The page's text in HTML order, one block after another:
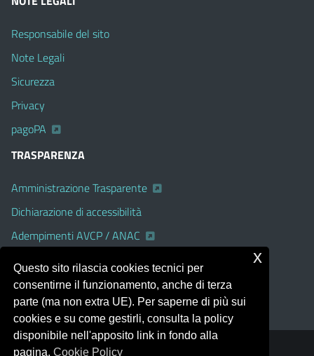
Responsabile del sito
Note Legali
Sicurezza
Privacy
pagoPA
TRASPARENZA
Amministrazione Trasparente
Dichiarazione di accessibilità
Adempimenti AVCP / ANAC
Albo Pretorio on line
Accesso Civico
Questo sito rilascia cookies tecnici per
consentirne il funzionamento, anche di terza
parte (ma non extra UE). Per saperne di più sui
cookies e su come gestirli, consulta la policy
disponibile nell'apposito link in fondo alla
pagina.Cookie Policy
x